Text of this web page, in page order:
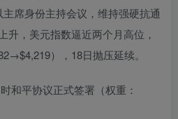
席身份主持会议，维持强硬抗通
升，美元指数逼近两个月高位，
），18日抛压延续。
和平协议正式签署（权重：